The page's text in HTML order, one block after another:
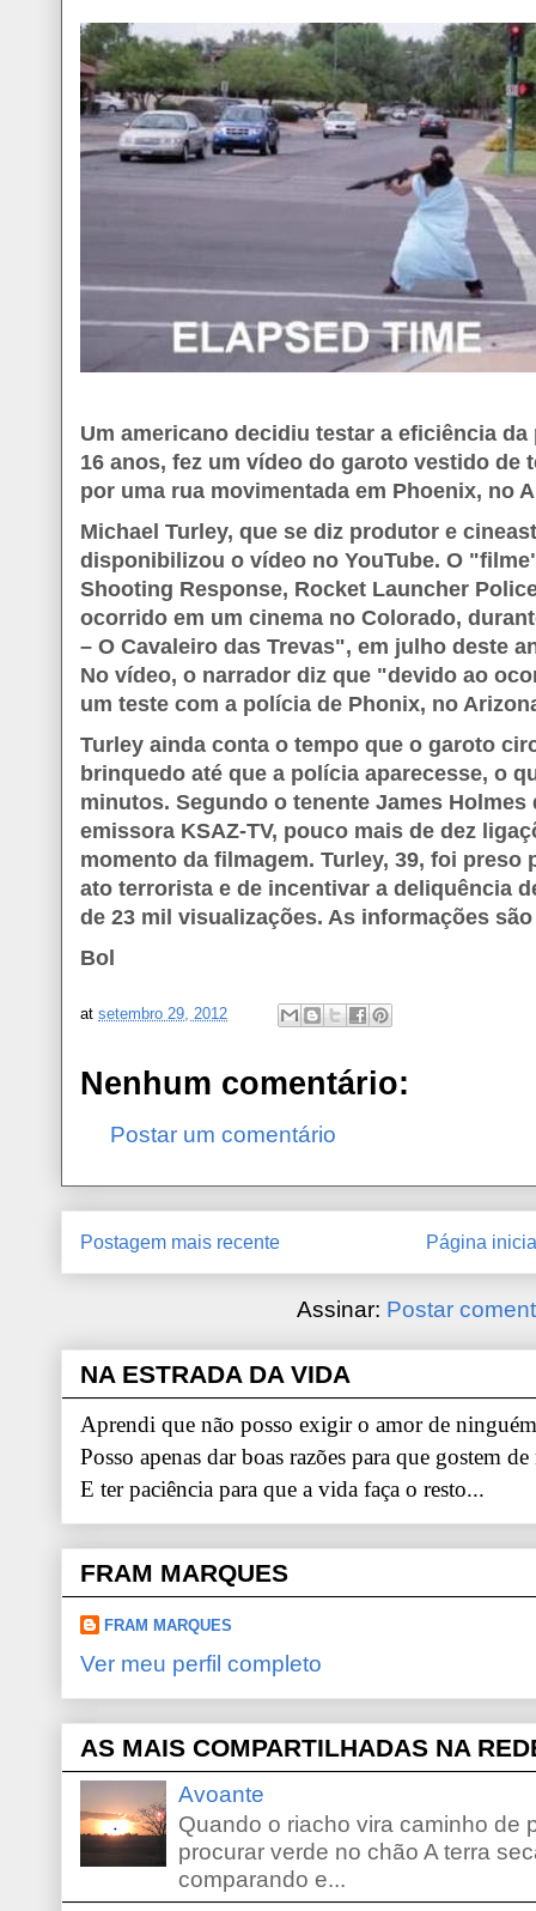
Um americano decidiu testar a eficiência
16 anos, fez um vídeo do garoto vestido de
por uma rua movimentada em Phoenix, no
Michael Turley, que se diz produtor e
disponibilizou o vídeo no YouTube. O
Shooting Response, Rocket Launcher
ocorrido em um cinema no Colorado,
– O Cavaleiro das Trevas", em julho deste
No vídeo, o narrador diz que "devido ao
um teste com a polícia de Phonix, no
Turley ainda conta o tempo que o garoto
brinquedo até que a polícia aparecesse, o
minutos. Segundo o tenente James Holmes
emissora KSAZ-TV, pouco mais de dez
momento da filmagem. Turley, 39, foi
ato terrorista e de incentivar a deliquência
de 23 mil visualizações. As informações
Bol
at setembro 29, 2012
Nenhum comentário:
Postar um comentário
Postagem mais recente Página
Assinar: Postar
NA ESTRADA DA VIDA
Aprendi que não posso exigir o amor de
Posso apenas dar boas razões para que gostem
E ter paciência para que a vida faça o resto...
FRAM MARQUES
FRAM MARQUES
Ver meu perfil completo
AS MAIS COMPARTILHADAS NA
Avoante
Quando o riacho vira caminho de
procurar verde no chão A terra
comparando e...